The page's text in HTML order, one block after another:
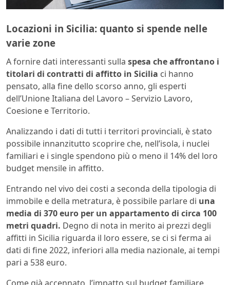
Locazioni in Sicilia: quanto si spende nelle
varie zone
A fornire dati interessanti sulla spesa che affrontano i
titolari di contratti di affitto in Sicilia ci hanno
pensato, alla fine dello scorso anno, gli esperti
dell’Unione Italiana del Lavoro – Servizio Lavoro,
Coesione e Territorio.
Analizzando i dati di tutti i territori provinciali, è stato
possibile innanzitutto scoprire che, nell’isola, i nuclei
familiari e i single spendono più o meno il 14% del loro
budget mensile in affitto.
Entrando nel vivo dei costi a seconda della tipologia di
immobile e della metratura, è possibile parlare di una
media di 370 euro per un appartamento di circa 100
metri quadri. Degno di nota in merito ai prezzi degli
affitti in Sicilia riguarda il loro essere, se ci si ferma ai
dati di fine 2022, inferiori alla media nazionale, ai tempi
pari a 538 euro.